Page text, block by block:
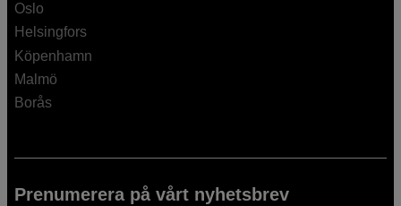
Oslo
Helsingfors
Köpenhamn
Malmö
Borås
Prenumerera på vårt nyhetsbrev